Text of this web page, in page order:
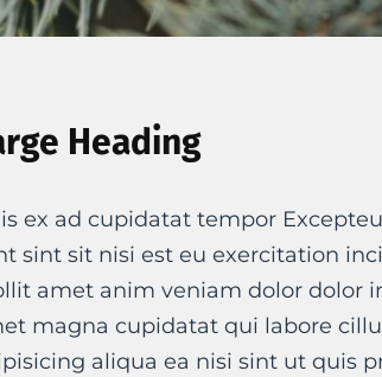
Heading
ex ad cupidatat tempor
sint sit nisi est eu exercitation
amet anim veniam dolor dolor
magna cupidatat qui labore
aliqua ea nisi sint ut quis